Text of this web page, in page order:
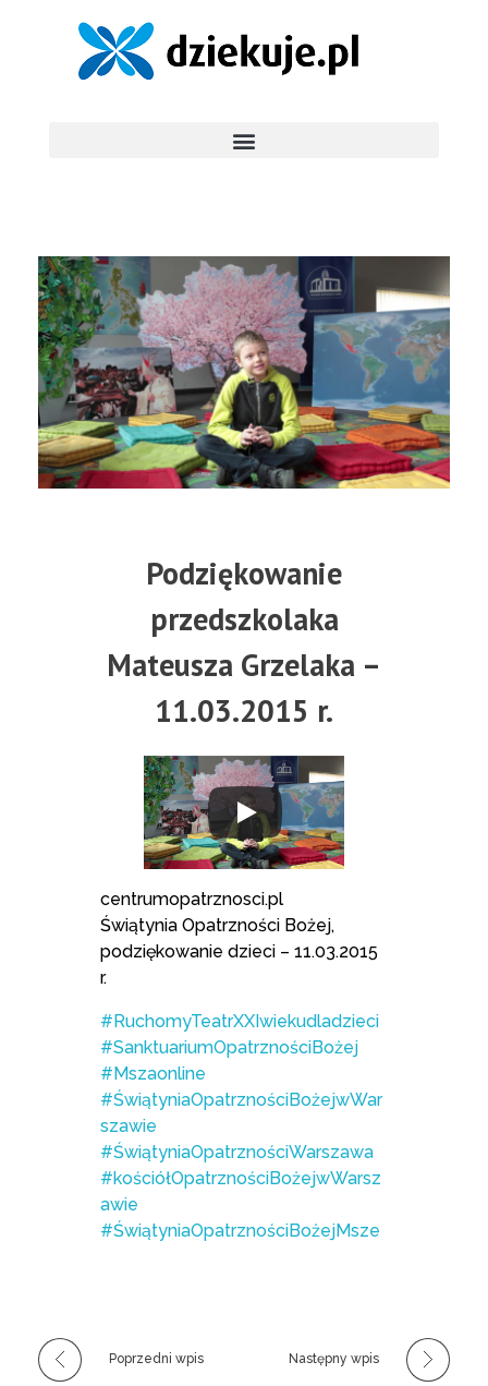
Podziękowanie
przedszkolaka
Mateusza Grzelaka –
11.03.2015 r.
centrumopatrznosci.pl
Świątynia Opatrzności Bożej,
podziękowanie dzieci – 11.03.2015
r.
#RuchomyTeatrXXIwiekudladzieci
#SanktuariumOpatrznościBożej
#Mszaonline
#ŚwiątyniaOpatrznościBożejwWar
szawie
#ŚwiątyniaOpatrznościWarszawa
#kościółOpatrznościBożejwWarsz
awie
#ŚwiątyniaOpatrznościBożejMsze
Poprzedni wpis Następny wpis